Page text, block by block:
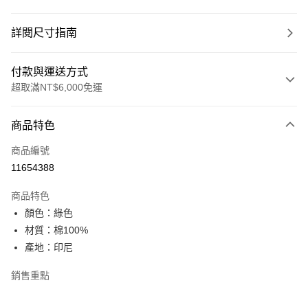
詳閱尺寸指南
付款與運送方式
超取滿NT$6,000免運
信用卡一次付款
超商取貨付款
運送方式
全家取貨付款
商品特色
商品編號
11654388
商品特色
顏色：綠色
材質：棉100%
產地：印尼
銷售重點